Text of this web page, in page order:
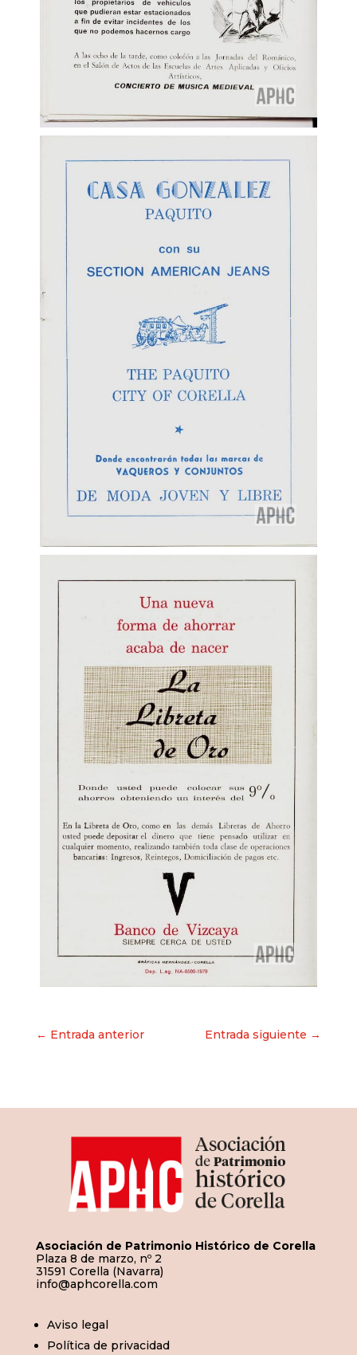
Navegación
← Entrada anterior Entrada siguiente →
Asociación de Patrimonio Histórico de Corella
Plaza 8 de marzo, nº 2
31591 Corella (Navarra)
info@aphcorella.com
Aviso legal
Política de privacidad